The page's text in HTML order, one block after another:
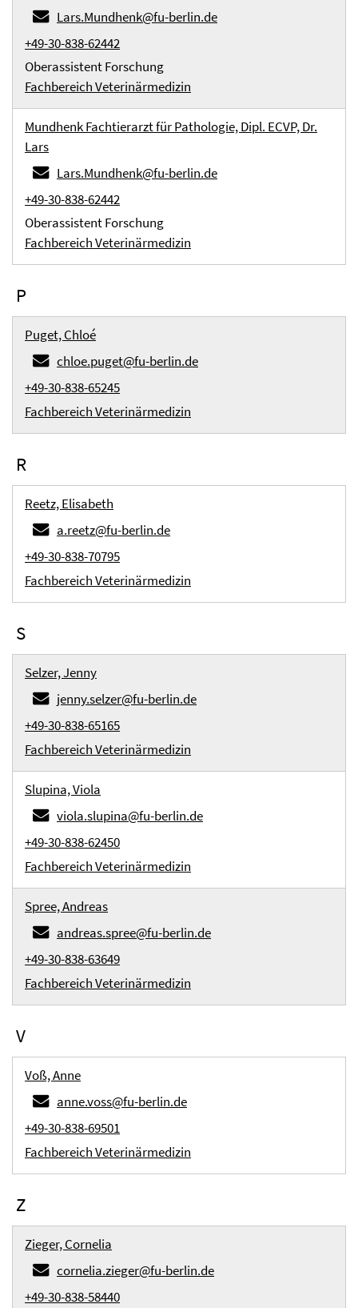
Lars.Mundhenk@fu-berlin.de
+49-30-838-62442
Oberassistent Forschung
Fachbereich Veterinärmedizin
Mundhenk Fachtierarzt für Pathologie, Dipl. ECVP, Dr.
Lars
Lars.Mundhenk@fu-berlin.de
+49-30-838-62442
Oberassistent Forschung
Fachbereich Veterinärmedizin
P
Puget, Chloé
chloe.puget@fu-berlin.de
+49-30-838-65245
Fachbereich Veterinärmedizin
R
Reetz, Elisabeth
a.reetz@fu-berlin.de
+49-30-838-70795
Fachbereich Veterinärmedizin
S
Selzer, Jenny
jenny.selzer@fu-berlin.de
+49-30-838-65165
Fachbereich Veterinärmedizin
Slupina, Viola
viola.slupina@fu-berlin.de
+49-30-838-62450
Fachbereich Veterinärmedizin
Spree, Andreas
andreas.spree@fu-berlin.de
+49-30-838-63649
Fachbereich Veterinärmedizin
V
Voß, Anne
anne.voss@fu-berlin.de
+49-30-838-69501
Fachbereich Veterinärmedizin
Z
Zieger, Cornelia
cornelia.zieger@fu-berlin.de
+49-30-838-58440